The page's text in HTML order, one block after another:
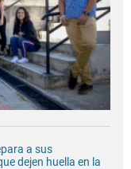
a sus
dejen huella en la